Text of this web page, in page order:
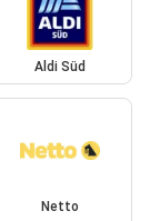
Aldi Süd
Netto